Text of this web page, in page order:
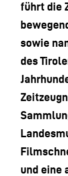
führt die
sowie
des
und eine